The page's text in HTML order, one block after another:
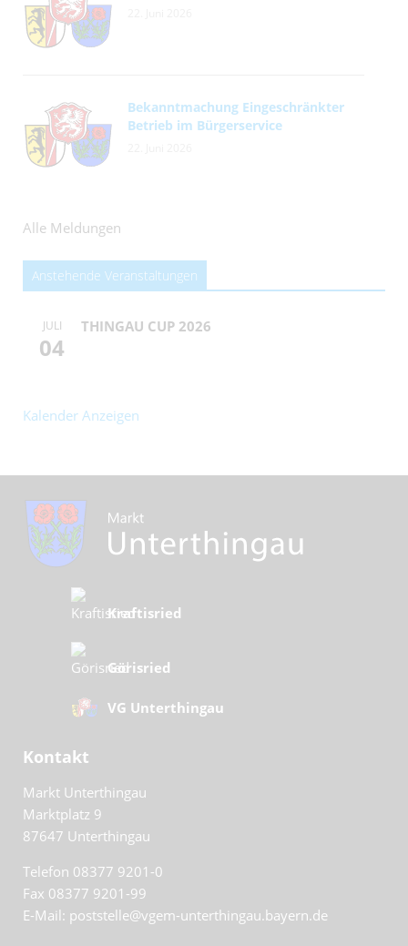
Bekanntmachung Eingeschränkter
Betrieb im Bürgerservice
Alle Meldungen
Anstehende Veranstaltungen
JULI
04
THINGAU CUP 2026
Kalender Anzeigen
Kraftisried
Görisried
VG Unterthingau
Kontakt
Markt Unterthingau
Marktplatz 9
87647 Unterthingau
Telefon 08377 9201-0
Fax 08377 9201-99
E-Mail: poststelle@vgem-unterthingau.bayern.de